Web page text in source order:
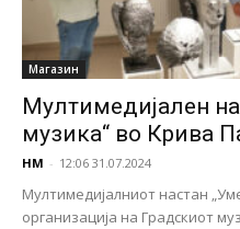
Магазин
Mултимедијален
музика“ во Крива
НМ - 12:06 31.07.2024
Мултимедијалниот настан
организација на Градскиот